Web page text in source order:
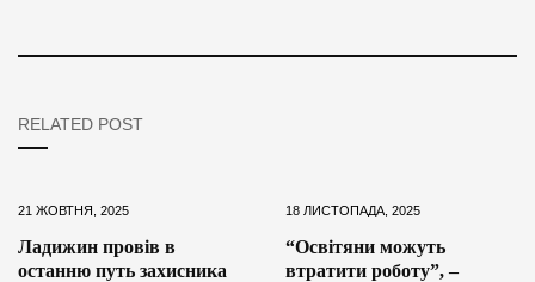
RELATED POST
21 ЖОВТНЯ, 2025
Ладижин провів в
останню путь захисника
18 ЛИСТОПАДА, 2025
“Освітяни можуть
втратити роботу”, –